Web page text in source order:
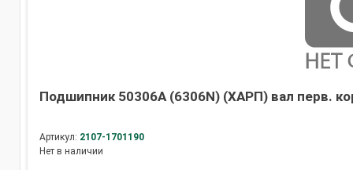
Подшипник 50306А (6306N) (ХАРП) вал перв.
Артикул: 2107-1701190
Нет в наличии